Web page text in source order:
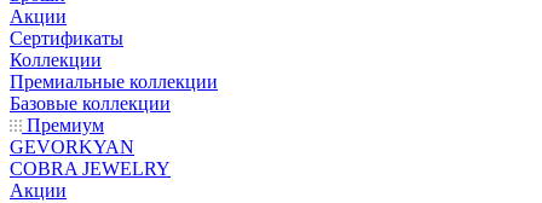
Акции
Сертификаты
Коллекции
Премиальные коллекции
Базовые коллекции
Премиум
GEVORKYAN
COBRA JEWELRY
Акции